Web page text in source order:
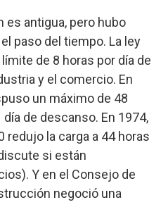
es antigua, pero hubo
paso del tiempo. La ley
de 8 horas por día de
y el comercio. En
un máximo de 48
de descanso. En 1974,
redujo la carga a 44 horas
si están
Y en el Consejo de
negoció una